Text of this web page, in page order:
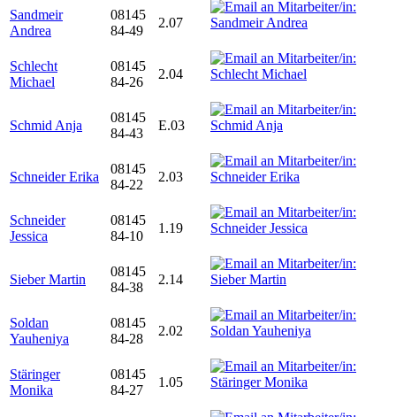
Sandmeir
Andrea
08145
84-49
2.07
Schlecht
Michael
08145
84-26
2.04
Schmid Anja
08145
84-43
E.03
Schneider Erika
08145
84-22
2.03
Schneider
Jessica
08145
84-10
1.19
Sieber Martin
08145
84-38
2.14
Soldan
Yauheniya
08145
84-28
2.02
Stäringer
Monika
08145
84-27
1.05